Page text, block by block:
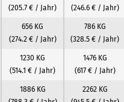
(205.7 € / Jahr)
(246.6 € / Jahr)
656 KG
(274.2 € / Jahr)
786 KG
(328.5 € / Jahr)
1230 KG
(514.1 € / Jahr)
1476 KG
(617 € / Jahr)
1886 KG
2262 KG